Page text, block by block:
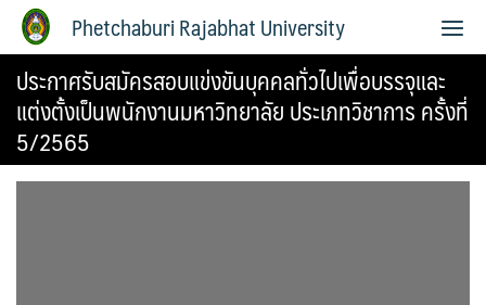
Phetchaburi Rajabhat University
ประกาศรับสมัครสอบแข่งขันบุคคลทั่วไปเพื่อบรรจุและ
แต่งตั้งเป็นพนักงานมหาวิทยาลัย ประเภทวิชาการ ครั้งที่
5/2565